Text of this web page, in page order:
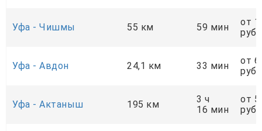
Уфа - Чишмы 55 км 59 мин
от
руб.
Уфа - Авдон 24,1 км 33 мин
от
руб.
Уфа - Актаныш 195 км
3 ч
16 мин
от
руб.